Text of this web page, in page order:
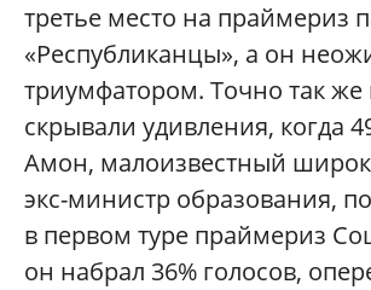
третье место на праймериз
«Республиканцы», а он
триумфатором. Точно так
скрывали удивления, когда
Амон, малоизвестный
экс-министр образования,
в первом туре праймериз
он набрал 36% голосов,